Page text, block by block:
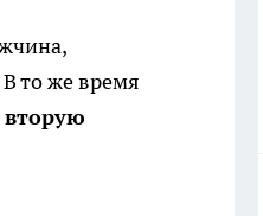
то же время